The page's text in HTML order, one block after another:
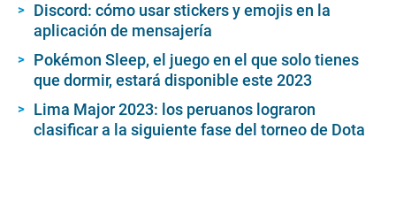
Discord: cómo usar stickers y emojis en la
aplicación de mensajería
Pokémon Sleep, el juego en el que solo tienes
que dormir, estará disponible este 2023
Lima Major 2023: los peruanos lograron
clasificar a la siguiente fase del torneo de Dota